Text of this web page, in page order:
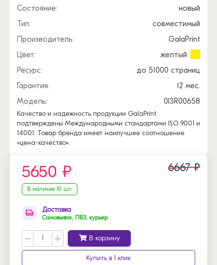
Состояние:
новый
Тип:
совместимый
Производитель:
GalaPrint
Цвет:
желтый
Ресурс:
до 51000 страниц
Гарантия:
12 мес.
Модель:
013R00658
Качество и надежность продукции GalaPrint
подтверждены Международными стандартами ISO 9001 и
14001. Товар бренда имеет наилучшее соотношение
«цена-качество».
5650 ₽ 6667 ₽
В наличие 10 шт.
Доставка
Самовывоз, ПВЗ, курьер
В корзину
Купить в 1 клик